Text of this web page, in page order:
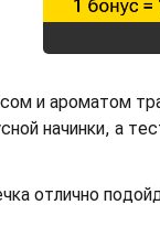
и ароматом
начинки, а
отлично